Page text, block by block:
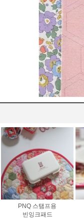
PNQ 스탬프용
빈잉크패드